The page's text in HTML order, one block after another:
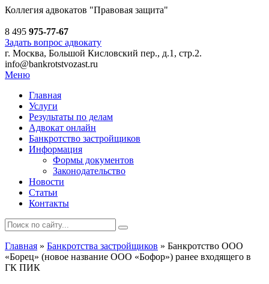
Коллегия адвокатов "Правовая защита"
8 495 975-77-67
Задать вопрос адвокату
г. Москва, Большой Кисловский пер., д.1, стр.2.
info@bankrotstvozast.ru
Меню
Главная
Услуги
Результаты по делам
Адвокат онлайн
Банкротство застройщиков
Информация
Формы документов
Законодательство
Новости
Статьи
Контакты
Главная » Банкротства застройщиков » Банкротство ООО
«Борец» (новое название ООО «Бофор») ранее входящего в
ГК ПИК